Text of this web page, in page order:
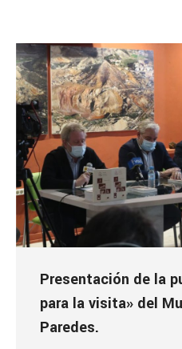
Presentación de la
para la visita» del
Paredes.